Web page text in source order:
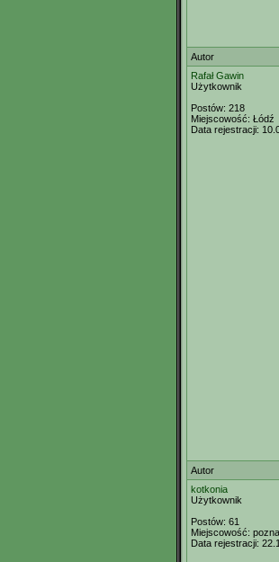
Autor
Rafał Gawin
Użytkownik
Postów: 218
Miejscowość: Łódź
Data rejestracji:
Autor
kotkonia
Użytkownik
Postów: 61
Miejscowość:
Data rejestracji: